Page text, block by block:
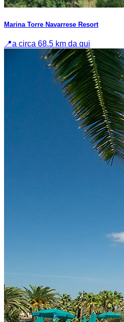
Marina Torre Navarrese Resort
📍a circa 68.5 km da qui